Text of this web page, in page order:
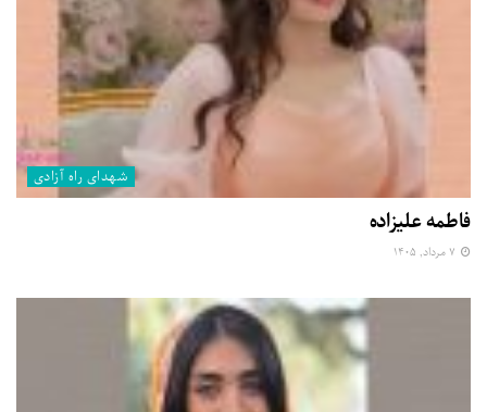
شهدای راه آزادی
فاطمه علیزاده